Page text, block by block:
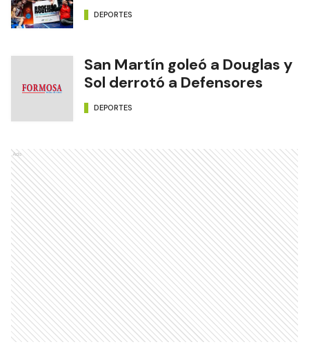
DEPORTES
San Martín goleó a Douglas y
Sol derrotó a Defensores
DEPORTES
Ads